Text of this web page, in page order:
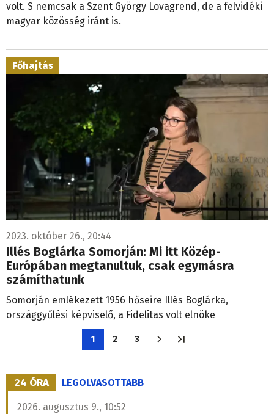
volt. S nemcsak a Szent György Lovagrend, de a felvidéki
magyar közösség iránt is.
Főhajtás
2023. október 26., 20:44
Illés Boglárka Somorján: Mi itt Közép-
Európában megtanultuk, csak egymásra
számíthatunk
Somorján emlékezett 1956 hőseire Illés Boglárka,
országgyűlési képviselő, a Fidelitas volt elnöke
Jelenlegi
1
Oldal
2
Oldal
3
24 ÓRA LEGOLVASOTTABB
2026. augusztus 9., 10:52